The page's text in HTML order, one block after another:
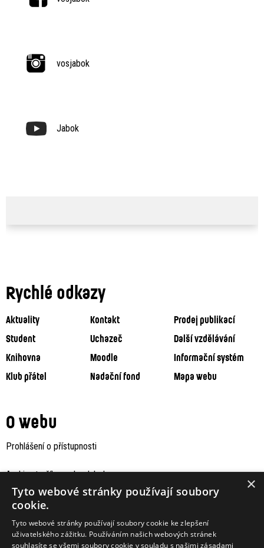
vosjabok
Jabok
Rychlé odkazy
Aktuality Kontakt
Prodej publikací
Student
Uchazeč
Další vzdělávání
Knihovna
Moodle
Informační systém
Klub přátel
Nadační fond Mapa webu
O webu
Prohlášení o přístupnosti
Archiv staršího webu Jaboku ×
Tyto webové stránky používají soubory
cookie.
Tyto webové stránky používají soubory cookie ke zlepšení
uživatelského zážitku. Používáním našich webových stránek
souhlasíte se všemi soubory cookie v souladu s našimi zásadami